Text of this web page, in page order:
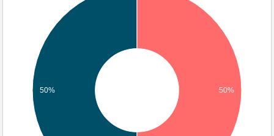
50% 50%